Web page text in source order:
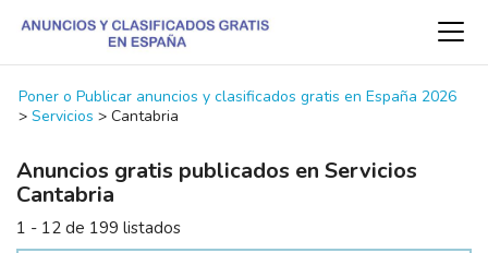
Poner o Publicar anuncios y clasificados gratis en España 2026
> Servicios > Cantabria
Anuncios gratis publicados en Servicios
Cantabria
1 - 12 de 199 listados